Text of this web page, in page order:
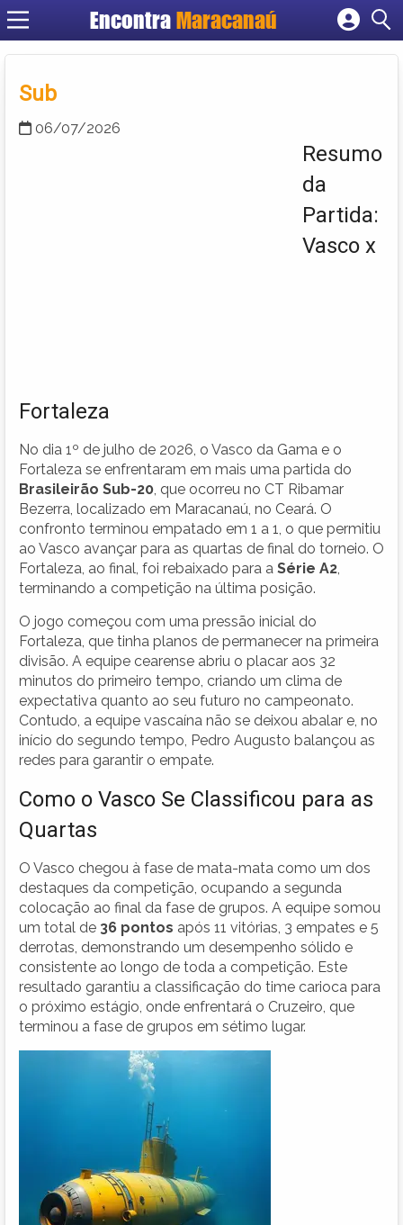
Encontra Maracanaú
Cadastrar empresa
Sub
06/07/2026
Resumo
da
Partida:
Vasco x
Fortaleza
No dia 1º de julho de 2026, o Vasco da Gama e o
Fortaleza se enfrentaram em mais uma partida do
Brasileirão Sub-20 , que ocorreu no CT Ribamar
Bezerra, localizado em Maracanaú, no Ceará. O
confronto terminou empatado em 1 a 1, o que permitiu
ao Vasco avançar para as quartas de final do torneio. O
Fortaleza, ao final, foi rebaixado para a Série A2
terminando a competição na última posição.
O jogo começou com uma pressão inicial do
Fortaleza, que tinha planos de permanecer na primeira
divisão. A equipe cearense abriu o placar aos 32
minutos do primeiro tempo, criando um clima de
expectativa quanto ao seu futuro no campeonato.
Contudo, a equipe vascaína não se deixou abalar e, no
início do segundo tempo, Pedro Augusto balançou as
redes para garantir o empate.
Como o Vasco Se Classificou para as
Quartas
O Vasco chegou à fase de mata-mata como um dos
destaques da competição, ocupando a segunda
colocação ao final da fase de grupos. A equipe somou
um total de 36 pontos após 11 vitórias, 3 empates e 5
derrotas, demonstrando um desempenho sólido e
consistente ao longo de toda a competição. Este
resultado garantiu a classificação do time carioca para
o próximo estágio, onde enfrentará o Cruzeiro, que
terminou a fase de grupos em sétimo lugar.